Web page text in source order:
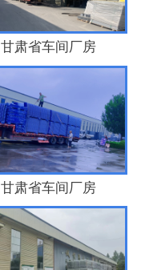
甘肃省车间厂房
甘肃省车间厂房